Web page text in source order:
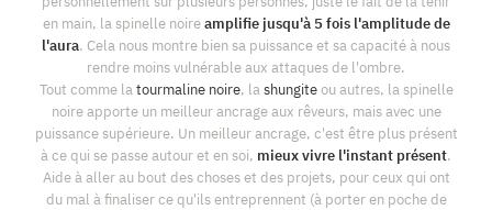
en main, la spinelle noireamplifie jusqu'à 5 fois l'amplitude de
l'aura. Cela nous montre bien sa puissance et sa capacité à nous
rendre moins vulnérable aux attaques de l'ombre.
Tout comme latourmaline noire, lashungiteou autres, la spinelle
noire apporte un meilleur ancrage aux rêveurs, mais avec une
puissance supérieure. Un meilleur ancrage, c'est être plus présent
à ce qui se passe autour et en soi, mieux vivre l'instant présent.
Aide à aller au bout des choses et des projets, pour ceux qui ont
du mal à finaliser ce qu'ils entreprennent (à porter en poche de